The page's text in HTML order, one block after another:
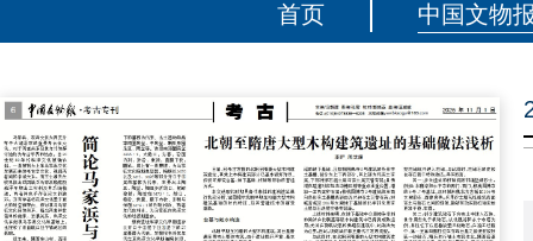
首页 中国文物